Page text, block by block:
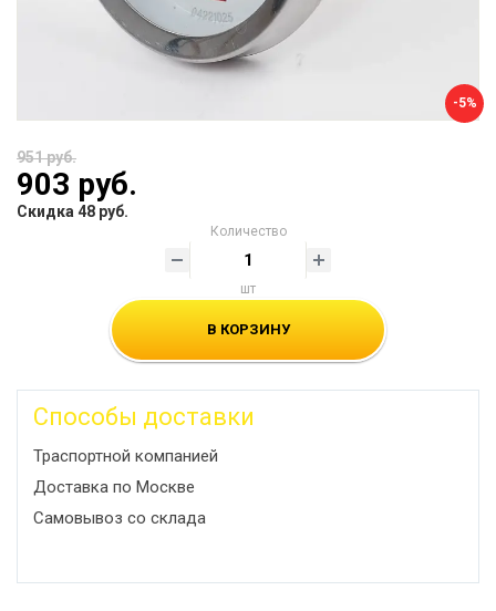
-5%
951 руб.
903 руб.
Скидка 48 руб.
Количество
шт
В КОРЗИНУ
Способы доставки
Траспортной компанией
Доставка по Москве
Самовывоз со склада